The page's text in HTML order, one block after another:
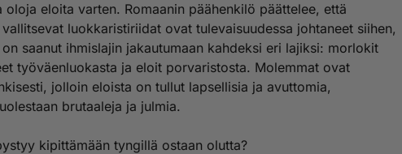
oloja eloita varten. Romaanin päähenkilö päättelee, että
luokkaristiriidat ovat tulevaisuudessa johtaneet siihen,
saanut ihmislajin jakautumaan kahdeksi eri lajiksi: morlokit
työväenluokasta ja eloit porvaristosta. Molemmat ovat
jolloin eloista on tullut lapsellisia ja avuttomia,
brutaaleja ja julmia.
kipittämään tyngillä ostaan olutta?